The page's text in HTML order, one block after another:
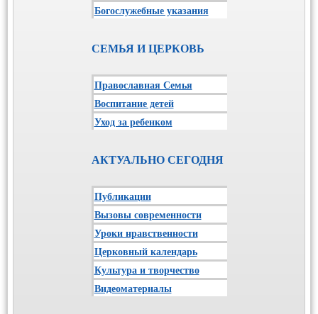
Богослужебные указания
СЕМЬЯ И ЦЕРКОВЬ
Православная Семья
Воспитание детей
Уход за ребенком
АКТУАЛЬНО СЕГОДНЯ
Публикации
Вызовы современности
Уроки нравственности
Церковный календарь
Культура и творчество
Видеоматериалы